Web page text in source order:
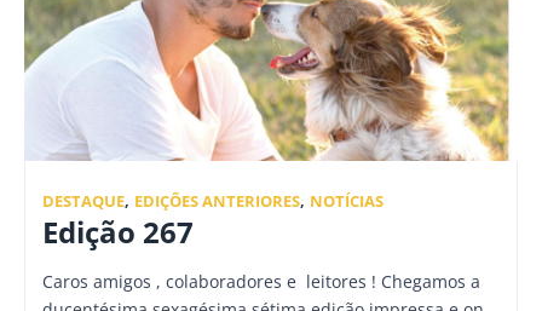
DESTAQUE, EDIÇÕES ANTERIORES, NOTÍCIAS
Edição 267
Caros amigos , colaboradores e leitores ! Chegamos a